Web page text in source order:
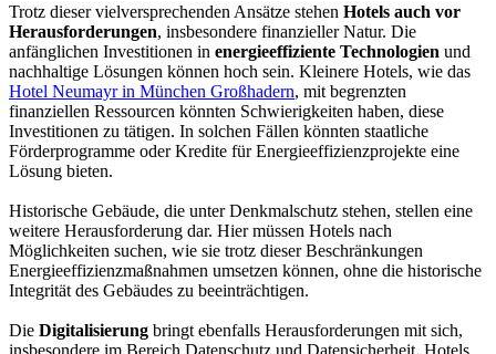
Trotz dieser vielversprechenden Ansätze stehen Hotels auch vor
Herausforderungen, insbesondere finanzieller Natur. Die
anfänglichen Investitionen in energieeffiziente Technologien und
nachhaltige Lösungen können hoch sein. Kleinere Hotels, wie das
Hotel Neumayr in München Großhadern, mit begrenzten
finanziellen Ressourcen könnten Schwierigkeiten haben, diese
Investitionen zu tätigen. In solchen Fällen könnten staatliche
Förderprogramme oder Kredite für Energieeffizienzprojekte eine
Lösung bieten.
Historische Gebäude, die unter Denkmalschutz stehen, stellen eine
weitere Herausforderung dar. Hier müssen Hotels nach
Möglichkeiten suchen, wie sie trotz dieser Beschränkungen
Energieeffizienzmaßnahmen umsetzen können, ohne die historische
Integrität des Gebäudes zu beeinträchtigen.
Die Digitalisierung bringt ebenfalls Herausforderungen mit sich,
insbesondere im Bereich Datenschutz und Datensicherheit. Hotels